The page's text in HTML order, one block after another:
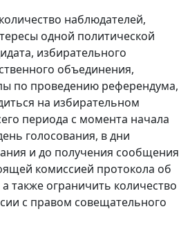
наблюдателей,
одной политической
избирательного
объединения,
по проведению референдума,
на избирательном
периода с момента начала
голосования, в дни
и до получения сообщения
комиссией протокола об
также ограничить количество
с правом совещательного